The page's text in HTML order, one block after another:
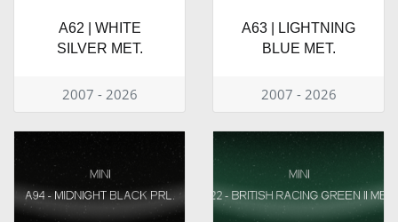
A62 | WHITE
SILVER MET.
2007 - 2026
A63 | LIGHTNING
BLUE MET.
2007 - 2026